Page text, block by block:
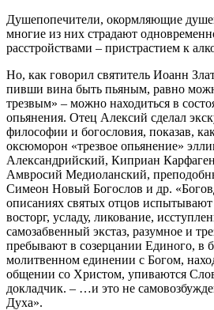
Душепопечители, окормляющие
многие из них страдают
расстройствами – пристрастием к
Но, как говорил святитель Иоанн
пивши вина быть пьяным, равно
трезвым» – можно находиться в
опьянения. Отец Алексий сделал
философии и богословия, показав,
оксюморон «трезвое опьянение»
Александрийский, Киприан
Амвросий Медиоланский,
Симеон Новый Богослов и др.
описаниях святых отцов испытывают
восторг, усладу, ликование,
самозабвенный экстаз, разумное и
пребывают в созерцании Единого, в
молитвенном единении с Богом,
общении со Христом, упиваются
докладчик. – …и это не
Духа».